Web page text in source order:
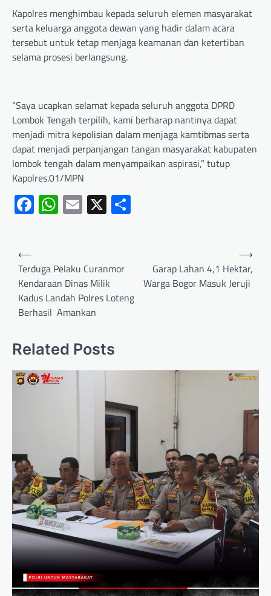
Kapolres menghimbau kepada seluruh elemen masyarakat
serta keluarga anggota dewan yang hadir dalam acara
tersebut untuk tetap menjaga keamanan dan ketertiban
selama prosesi berlangsung.
“Saya ucapkan selamat kepada seluruh anggota DPRD
Lombok Tengah terpilih, kami berharap nantinya dapat
menjadi mitra kepolisian dalam menjaga kamtibmas serta
dapat menjadi perpanjangan tangan masyarakat kabupaten
lombok tengah dalam menyampaikan aspirasi,” tutup
Kapolres.01/MPN
Facebook
WhatsApp
Email
X
⟵
Terduga Pelaku Curanmor
Kendaraan Dinas Milik
Kadus Landah Polres Loteng
Berhasil Amankan
Garap Lahan 4,1 Hektar,
Warga Bogor Masuk Jeruji
⟶
Related Posts